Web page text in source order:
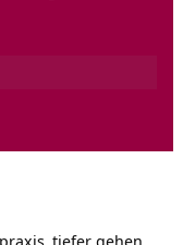
tiefer gehen